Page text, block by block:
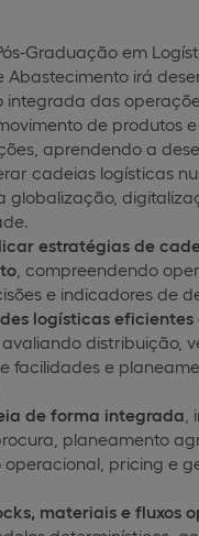
Graduação em
irá
integrada das
de produtos
aprendendo a
cadeias logísticas
globalização,
estratégias de
, compreendendo
e indicadores de
logísticas eficientes
, avaliando distribuição,
facilidades e
de forma integrada
planeamento
pricing e
materiais e fluxos